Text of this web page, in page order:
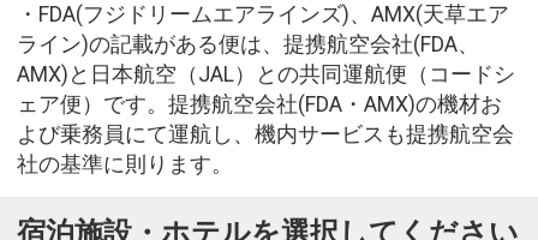
・FDA(フジドリームエアラインズ)、AMX(天草エア
ライン)の記載がある便は、提携航空会社(FDA、
AMX)と日本航空（JAL）との共同運航便（コードシ
ェア便）です。提携航空会社(FDA・AMX)の機材お
よび乗務員にて運航し、機内サービスも提携航空会
社の基準に則ります。
宿泊施設・ホテルを選択してください